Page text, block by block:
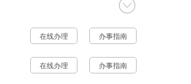
在线办理 办事指南
在线办理 办事指南